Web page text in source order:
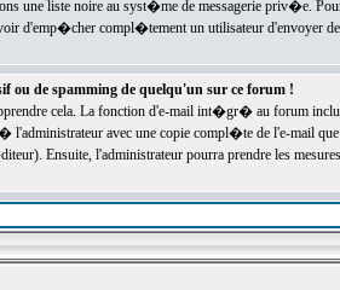
une liste noire au syst�me de messagerie priv�e.
d'emp�cher compl�tement un utilisateur d'envoyer
ou de spamming de quelqu'un sur ce forum !
cela. La fonction d'e-mail int�gr� au forum inclut
l'administrateur avec une copie compl�te de l'e-mail
Ensuite, l'administrateur pourra prendre les